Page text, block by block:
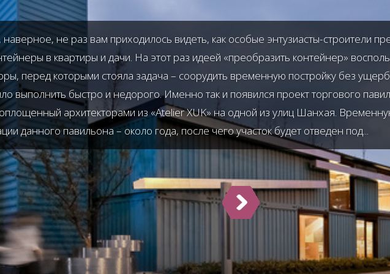
наверное, не раз вам приходилось видеть, как особые энтузиасты-строители
в квартиры и дачи. На этот раз идеей «преобразить контейнер»
перед которыми стояла задача – соорудить временную постройку без
выполнить быстро и недорого. Именно так и появился проект торгового
архитекторами из «Atelier XUK» на одной из улиц Шанхая.
данного павильона – около года, после чего участок будет отведен под...